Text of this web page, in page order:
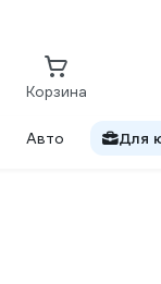
Корзина
Авто Для